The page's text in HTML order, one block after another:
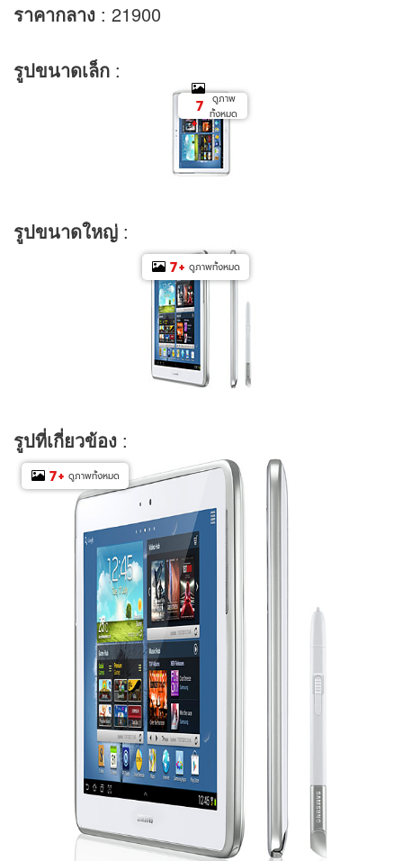
ราคากลาง : 21900
รูปขนาดเล็ก :
7
+
ดูภาพ
ทั้งหมด
รูปขนาดใหญ่ :
7+ ดูภาพทั้งหมด
รูปที่เกี่ยวข้อง :
7+ ดูภาพทั้งหมด